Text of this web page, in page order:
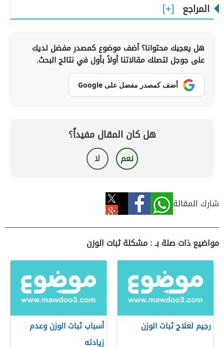
المراجع
هل يعجبك محتوانا؟ أضف موضوع كمصدر مفضل لديك
على جوجل لتصلك مقالاتنا أولاً بأول في نتائج البحث.
أضف كمصدر مفضل على Google
هل كان المقال مفيداً؟
نعم لا
شارك المقالة
مواضيع ذات صلة بـ : مشكلة ثبات الوزن
رجيم لعلاج ثبات الوزن
أسباب ثبات الوزن وعدم
زيادته